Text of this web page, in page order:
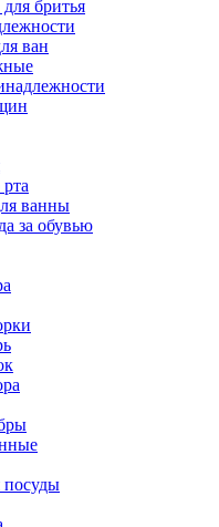
бритья
ван
ванны
за обувью
посуды